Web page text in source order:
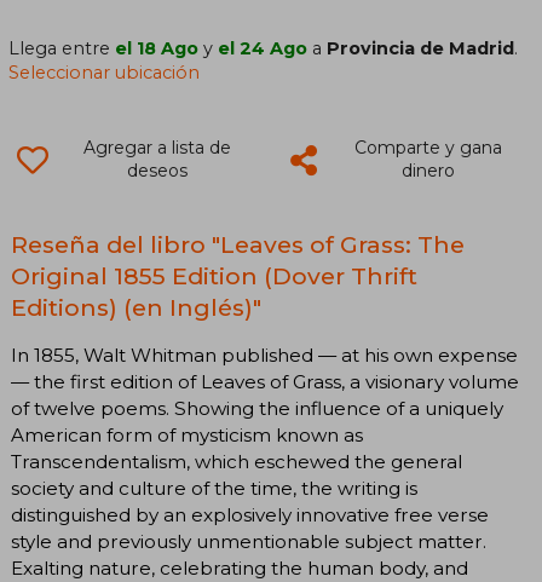
Llega entre el 18 Ago y el 24 Ago a Provincia de Madrid .
Seleccionar ubicación
Agregar a lista de
deseos
Comparte y gana
dinero
Reseña del libro "Leaves of Grass: The
Original 1855 Edition (Dover Thrift
Editions) (en Inglés)"
In 1855, Walt Whitman published — at his own expense
— the first edition of Leaves of Grass, a visionary volume
of twelve poems. Showing the influence of a uniquely
American form of mysticism known as
Transcendentalism, which eschewed the general
society and culture of the time, the writing is
distinguished by an explosively innovative free verse
style and previously unmentionable subject matter.
Exalting nature, celebrating the human body, and